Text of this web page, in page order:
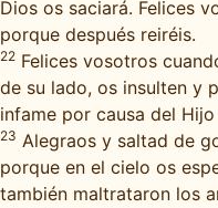
Dios os saciará. Felices
porque después reiréis.
22 Felices vosotros
de su lado, os insulten y
infame por causa del
23 Alegraos y saltad de
porque en el cielo os
también maltrataron los